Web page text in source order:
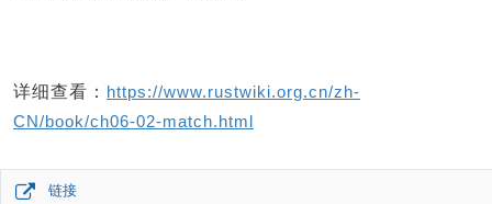
详细查看： https://www.rustwiki.org.cn/zh-
CN/book/ch06-02-match.html
链接